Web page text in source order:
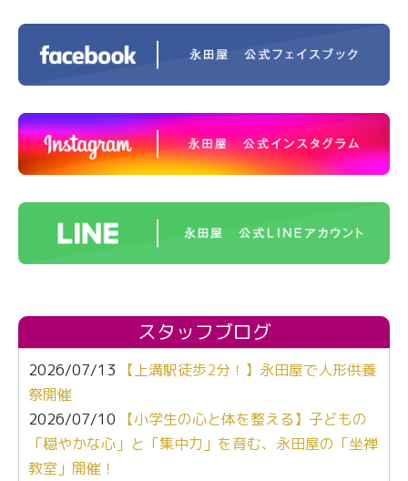
スタッフブログ
2026/07/13
【上溝駅徒歩2分！】永田屋で人形供養
祭開催
2026/07/10
【小学生の心と体を整える】子どもの
「穏やかな心」と「集中力」を育む、永田屋の「坐禅
教室」開催！